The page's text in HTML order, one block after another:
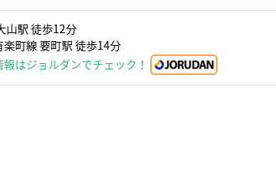
山駅 徒歩12分
楽町線 要町駅 徒歩14分
はジョルダンでチェック！